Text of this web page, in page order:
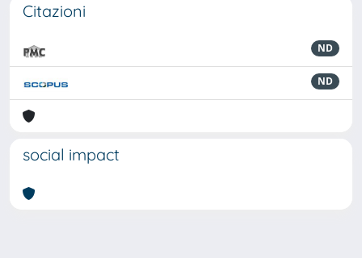
Citazioni
ND
ND
social impact